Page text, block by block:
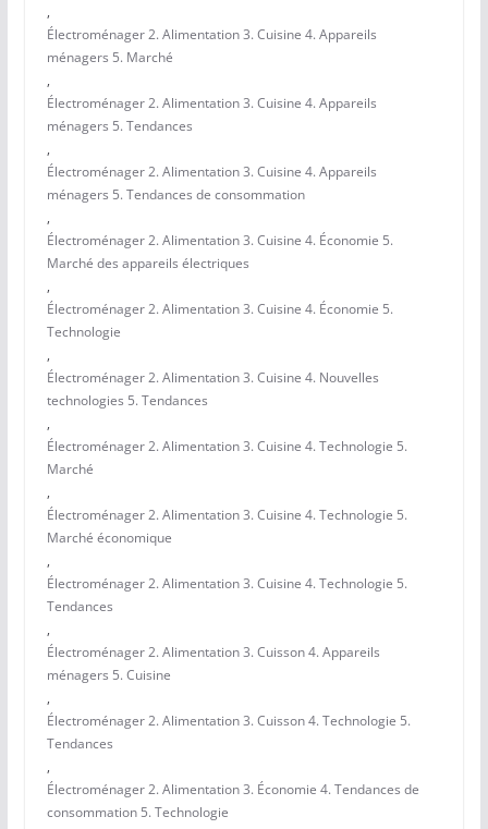
,
Électroménager 2. Alimentation 3. Cuisine 4. Appareils
ménagers 5. Marché
,
Électroménager 2. Alimentation 3. Cuisine 4. Appareils
ménagers 5. Tendances
,
Électroménager 2. Alimentation 3. Cuisine 4. Appareils
ménagers 5. Tendances de consommation
,
Électroménager 2. Alimentation 3. Cuisine 4. Économie 5.
Marché des appareils électriques
,
Électroménager 2. Alimentation 3. Cuisine 4. Économie 5.
Technologie
,
Électroménager 2. Alimentation 3. Cuisine 4. Nouvelles
technologies 5. Tendances
,
Électroménager 2. Alimentation 3. Cuisine 4. Technologie 5.
Marché
,
Électroménager 2. Alimentation 3. Cuisine 4. Technologie 5.
Marché économique
,
Électroménager 2. Alimentation 3. Cuisine 4. Technologie 5.
Tendances
,
Électroménager 2. Alimentation 3. Cuisson 4. Appareils
ménagers 5. Cuisine
,
Électroménager 2. Alimentation 3. Cuisson 4. Technologie 5.
Tendances
,
Électroménager 2. Alimentation 3. Économie 4. Tendances de
consommation 5. Technologie